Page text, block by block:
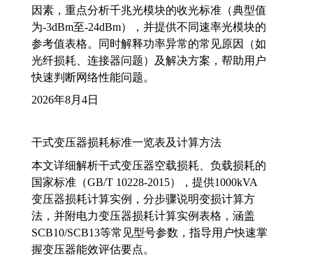
因素，重点分析千兆光模块的收光标准（典型值
为-3dBm至-24dBm），并提供不同速率光模块的
参考值表格。同时解释功率异常的常见原因（如
光纤损耗、连接器问题）及解决方案，帮助用户
快速判断网络性能问题。
2026年8月4日
干式变压器损耗标准一览表及计算方法
本文详细解析干式变压器空载损耗、负载损耗的
国家标准（GB/T 10228-2015），提供1000kVA
变压器损耗计算实例，分步骤说明变损计算方
法，并附电力变压器损耗计算实例表格，涵盖
SCB10/SCB13等常见型号参数，指导用户快速掌
握变压器能效评估要点。